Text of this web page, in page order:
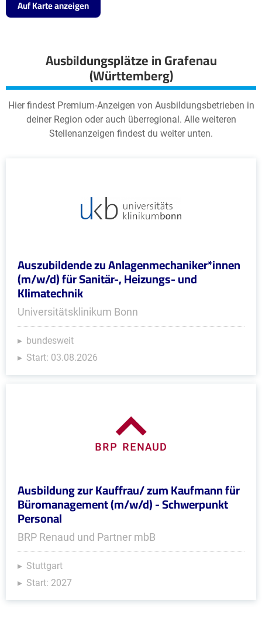
Auf Karte anzeigen
Ausbildungsplätze in Grafenau
(Württemberg)
Hier findest Premium-Anzeigen von Ausbildungsbetrieben in
deiner Region oder auch überregional. Alle weiteren
Stellenanzeigen findest du weiter unten.
Auszubildende zu Anlagenmechaniker*innen
(m/w/d) für Sanitär-, Heizungs- und
Klimatechnik
Universitätsklinikum Bonn
bundesweit
Start: 03.08.2026
Ausbildung zur Kauffrau/ zum Kaufmann für
Büromanagement (m/w/d) - Schwerpunkt
Personal
BRP Renaud und Partner mbB
Stuttgart
Start: 2027